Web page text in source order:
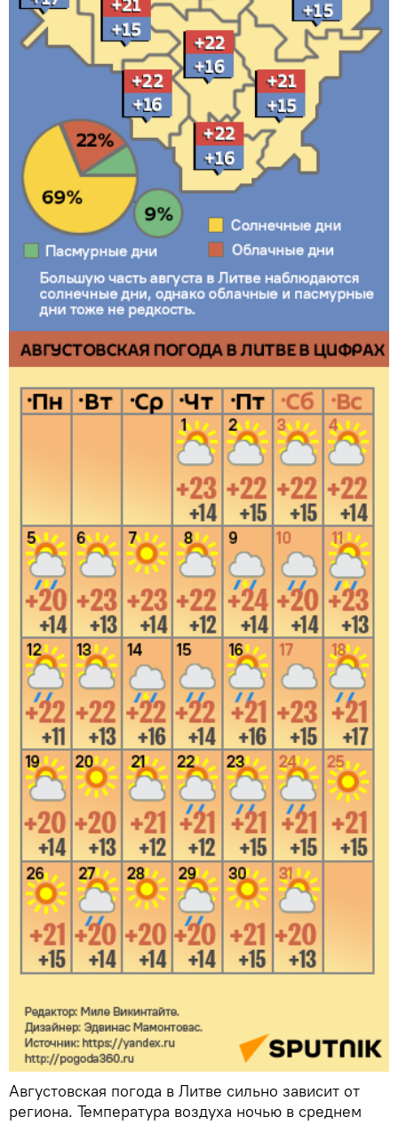
Августовская погода в Литве сильно зависит от
региона. Температура воздуха ночью в среднем